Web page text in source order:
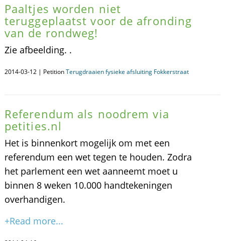
Paaltjes worden niet
teruggeplaatst voor de afronding
van de rondweg!
Zie afbeelding. .
2014-03-12 | PetitionTerugdraaien fysieke afsluiting Fokkerstraat
Referendum als noodrem via
petities.nl
Het is binnenkort mogelijk om met een
referendum een wet tegen te houden. Zodra
het parlement een wet aanneemt moet u
binnen 8 weken 10.000 handtekeningen
overhandigen.
+Read more...